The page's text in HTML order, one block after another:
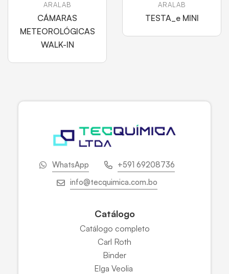
ARALAB
CÁMARAS
METEOROLÓGICAS
WALK-IN
ARALAB
TESTA_e MINI
WhatsApp
+591 69208736
info@tecquimica.com.bo
Catálogo
Catálogo completo
Carl Roth
Binder
Elga Veolia